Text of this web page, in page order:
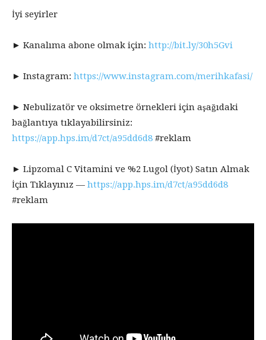
İyi seyirler
► Kanalıma abone olmak için: http://bit.ly/30h5Gvi
► Instagram: https://www.instagram.com/merihkafasi/
► Nebulizatör ve oksimetre örnekleri için aşağıdaki
bağlantıya tıklayabilirsiniz:
https://app.hps.im/d7ct/a95dd6d8 #reklam
► Lipzomal C Vitamini ve %2 Lugol (İyot) Satın Almak
İçin Tıklayınız — https://app.hps.im/d7ct/a95dd6d8
#reklam